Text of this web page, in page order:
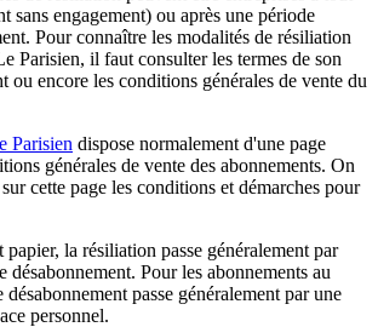
sans engagement) ou après une période
Pour connaître les modalités de résiliation
Parisien, il faut consulter les termes de son
ou encore les conditions générales de vente du
Parisien dispose normalement d'une page
générales de vente des abonnements. On
cette page les conditions et démarches pour
la résiliation passe généralement par
désabonnement. Pour les abonnements au
passe généralement par une
personnel.